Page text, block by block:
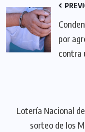
por
contra
Lotería Nacional
sorteo de los